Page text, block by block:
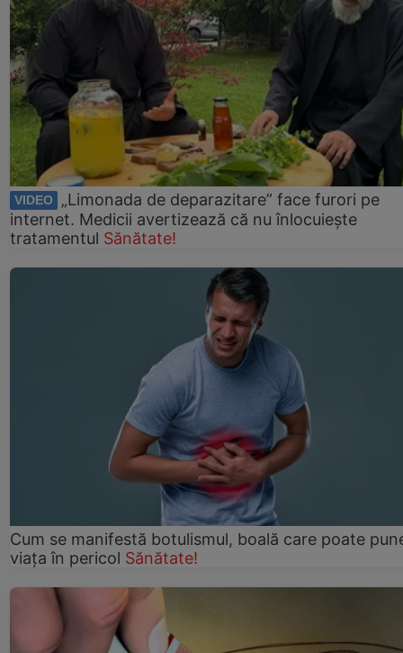
VIDEO
„Limonada de deparazitare” face furori pe
internet. Medicii avertizează că nu înlocuiește
tratamentul Sănătate!
Cum se manifestă botulismul, boală care poate
viaţa în pericol Sănătate!